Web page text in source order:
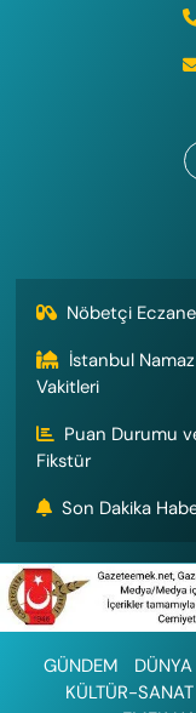
Nöbetçi
İstanbul Namaz
Vakitleri
Puan Durumu
Fikstür
Son Dakika
GÜNDEM DÜNYA
KÜLTÜR-SANAT